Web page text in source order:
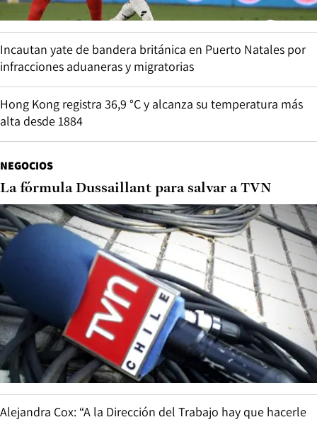
Incautan yate de bandera británica en Puerto Natales por
infracciones aduaneras y migratorias
Hong Kong registra 36,9 °C y alcanza su temperatura más
alta desde 1884
NEGOCIOS
La fórmula Dussaillant para salvar a TVN
Alejandra Cox: “A la Dirección del Trabajo hay que hacerle